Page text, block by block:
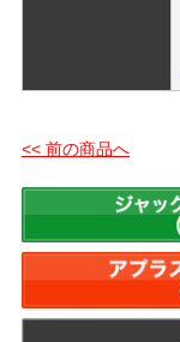
<< 前の商品へ